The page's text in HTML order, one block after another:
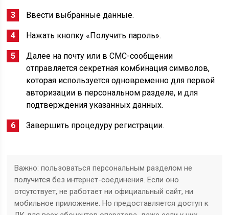
Ввести выбранные данные.
Нажать кнопку «Получить пароль».
Далее на почту или в СМС-сообщении
отправляется секретная комбинация символов,
которая используется одновременно для первой
авторизации в персональном разделе, и для
подтверждения указанных данных.
Завершить процедуру регистрации.
Важно: пользоваться персональным разделом не
получится без интернет-соединения. Если оно
отсутствует, не работает ни официальный сайт, ни
мобильное приложение. Но предоставляется доступ к